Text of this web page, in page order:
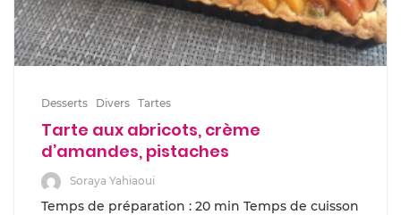
Desserts Divers Tartes
Tarte aux abricots, crème
d’amandes, pistaches
Soraya Yahiaoui
Temps de préparation : 20 min Temps de cuisson